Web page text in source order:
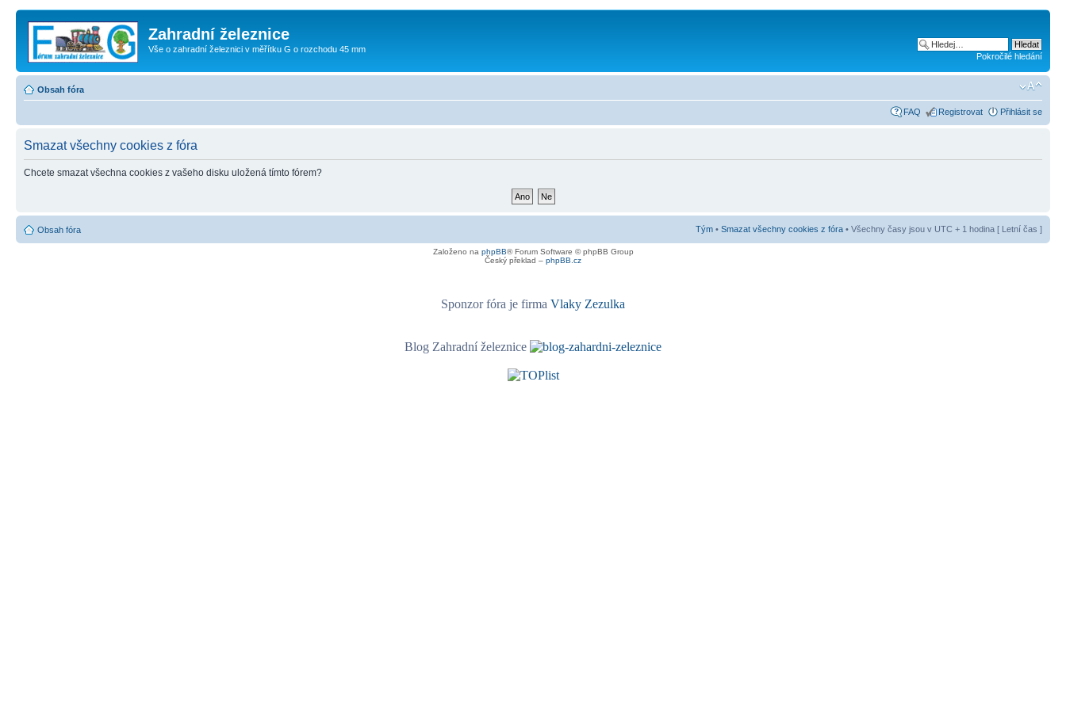
Zahradní železnice
Vše o zahradní železnici v měřítku G o rozchodu 45 mm
Pokročilé hledání
Obsah fóra
FAQ Registrovat Přihlásit se
Smazat všechny cookies z fóra
Chcete smazat všechna cookies z vašeho disku uložená tímto fórem?
Obsah fóra Tým • Smazat všechny cookies z fóra • Všechny časy jsou v UTC + 1 hodina [ Letní čas ]
Založeno na phpBB® Forum Software © phpBB Group
Český překlad – phpBB.cz
Sponzor fóra je firma Vlaky Zezulka
Blog Zahradní železnice